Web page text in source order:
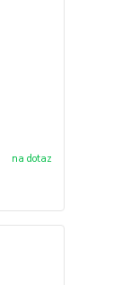
na dotaz